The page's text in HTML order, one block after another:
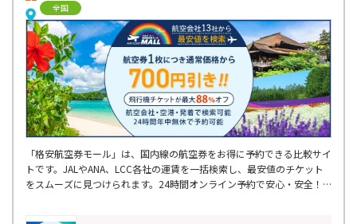
全国
「格安航空券モール」は、国内線の航空券をお得に予約できる比較サイ
トです。JALやANA、LCC各社の運賃を一括検索し、最安値のチケット
をスムーズに見つけられます。24時間オンライン予約で安心・安全！